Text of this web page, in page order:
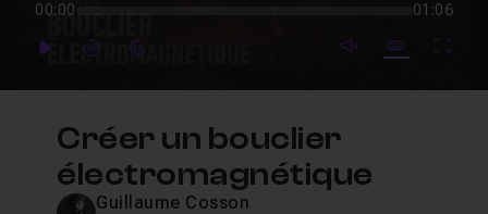
00:00 01:06
PlayForwardForward mute video
Subtitles
Créer un bouclier
électromagnétique
Guillaume Cosson